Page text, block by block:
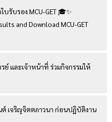
รับรอง MCU-GET 🎓✨
and Download MCU-GET
และเจ้าหน้าที่ ร่วมกิจกรรมให้
เจริญจิตตภาวนา ก่อนปฏิบัติงาน